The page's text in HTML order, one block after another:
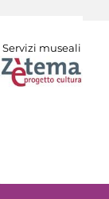
Servizi museali